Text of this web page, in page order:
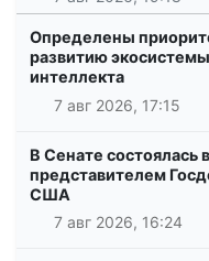
Определены
развитию
интеллекта
7 авг 2026, 17:15
В Сенате состоялась
представителем
США
7 авг 2026, 16:24